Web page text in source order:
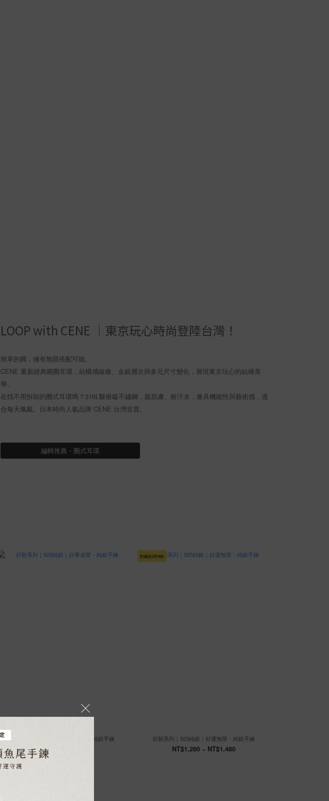
LOOP with CENE ｜東京玩心時尚登陸台灣！
簡單的圓，擁有無限搭配可能。
CENE 重新經典圓圈耳環，結構感線條、金銀層次與多元尺寸變化，展現東京玩心的結構美
學。
在找不用拆卸的圈式耳環嗎？316L醫療級不鏽鋼，親肌膚、耐汗水，兼具機能性與藝術感，適
合每天佩戴。日本時尚人氣品牌 CENE 台灣首賣。
編輯推薦・圈式耳環
祈願系列｜925純銀｜好事成雙・純銀手鍊
對鍊款2件9折
祈願系列｜925純銀｜好運無限・純銀手鍊
NT$1,280 ~ NT$1,480